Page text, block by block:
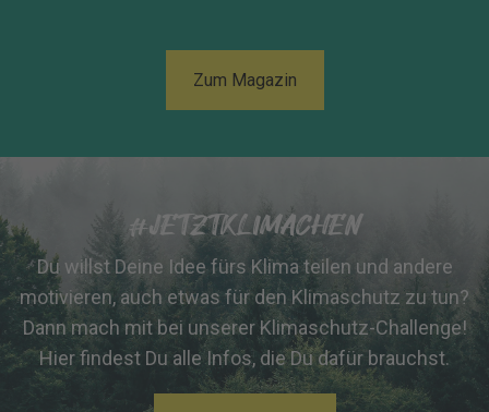
Zum Magazin
#JETZTKLIMACHEN
Du willst Deine Idee fürs Klima teilen und andere
motivieren, auch etwas für den Klimaschutz zu tun?
Dann mach mit bei unserer Klimaschutz-Challenge!
Hier findest Du alle Infos, die Du dafür brauchst.